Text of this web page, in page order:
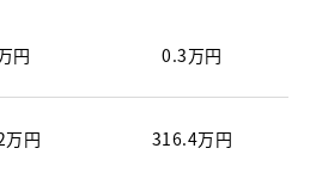
円 0.3万円
円 316.4万円